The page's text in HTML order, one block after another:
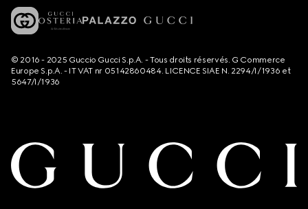
© 2016 - 2025 Guccio Gucci S.p.A. - Tous droits réservés. G Commerce
Europe S.p.A. - IT VAT nr 05142860484. LICENCE SIAE N. 2294/I/1936 et
5647/I/1936